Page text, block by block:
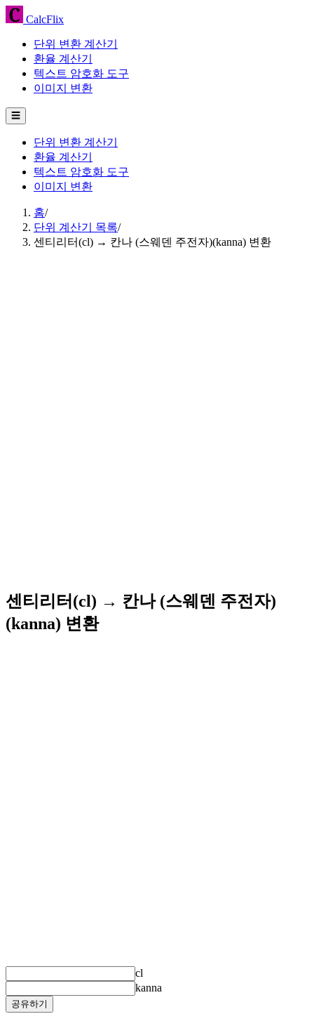
CalcFlix
단위 변환 계산기
환율 계산기
텍스트 암호화 도구
이미지 변환
☰
단위 변환 계산기
환율 계산기
텍스트 암호화 도구
이미지 변환
홈/
단위 계산기 목록/
센티리터(cl) → 칸나 (스웨덴 주전자)(kanna) 변환
센티리터(cl) → 칸나 (스웨덴 주전자)
(kanna) 변환
cl
kanna
공유하기